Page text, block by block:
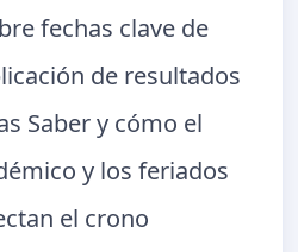
fechas clave de
de resultados
Saber y cómo el
y los feriados
el crono